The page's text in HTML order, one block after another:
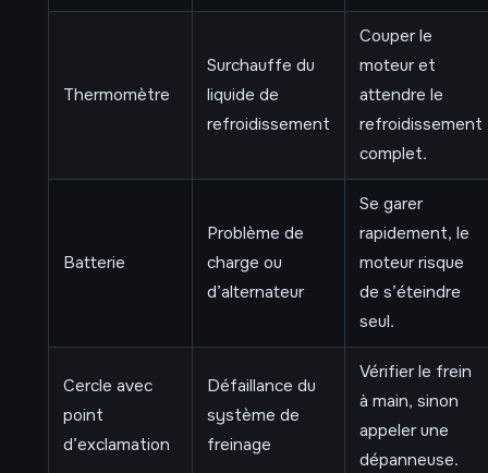
Thermomètre
Surchauffe du
liquide de
refroidissement
Couper le
moteur et
attendre le
refroidissement
complet.
Batterie
Problème de
charge ou
d’alternateur
Se garer
rapidement, le
moteur risque
de s’éteindre
seul.
Cercle avec
point
d’exclamation
Défaillance du
système de
freinage
Vérifier le frein
à main, sinon
appeler une
dépanneuse.